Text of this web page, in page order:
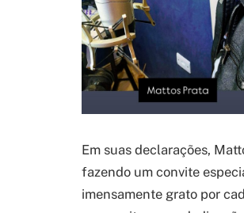
Em suas declarações,
fazendo um convite
imensamente grato por